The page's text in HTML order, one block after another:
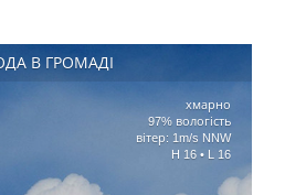
В ГРОМАДІ
хмарно
97% вологість
вітер: 1m/s NNW
H 16 • L 16